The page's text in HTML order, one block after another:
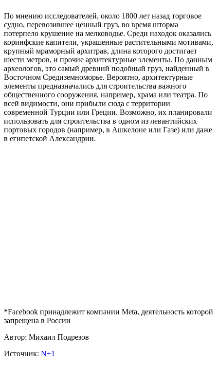
По мнению исследователей, около 1800 лет назад торговое
судно, перевозившее ценный груз, во время шторма
потерпело крушение на мелководье. Среди находок оказались
коринфские капители, украшенные растительными мотивами,
крупный мраморный архитрав, длина которого достигает
шести метров, и прочие архитектурные элементы. По данным
археологов, это самый древний подобный груз, найденный в
Восточном Средиземноморье. Вероятно, архитектурные
элементы предназначались для строительства важного
общественного сооружения, например, храма или театра. По
всей видимости, они прибыли сюда с территории
современной Турции или Греции. Возможно, их планировали
использовать для строительства в одном из левантийских
портовых городов (например, в Ашкелоне или Газе) или даже
в египетской Александрии.
*Facebook принадлежит компании Meta, деятельность которой
запрещена в России
Автор: Михаил Подрезов
Источник: N+1